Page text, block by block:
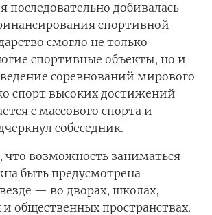
последовательно добивалась
спортивной
смогло не только
спортивные объекты, но и
соревнований мирового
спорт высоких достижений
с массового спорта и
собеседник.
возможность заниматься
быть предусмотрена
— во дворах, школах,
и общественных пространствах.